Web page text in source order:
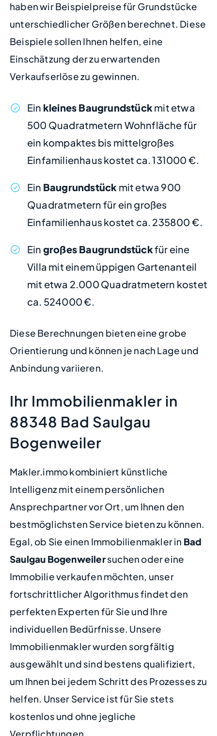
haben wir Beispielpreise für Grundstücke
unterschiedlicher Größen berechnet. Diese
Beispiele sollen Ihnen helfen, eine
Einschätzung der zu erwartenden
Verkaufserlöse zu gewinnen.
Ein kleines Baugrundstückmit etwa
500 Quadratmetern Wohnfläche für
ein kompaktes bis mittelgroßes
Einfamilienhaus kostet ca. 131000 €.
Ein Baugrundstück mit etwa 900
Quadratmetern für ein großes
Einfamilienhaus kostet ca. 235800 €.
Ein großes Baugrundstückfür eine
Villa mit einem üppigen Gartenanteil
mit etwa 2.000 Quadratmetern kostet
ca. 524000 €.
Diese Berechnungen bieten eine grobe
Orientierung und können je nach Lage und
Anbindung variieren.
Ihr Immobilienmakler in
88348 Bad Saulgau
Bogenweiler
Makler.immo kombiniert künstliche
Intelligenz mit einem persönlichen
Ansprechpartner vor Ort, um Ihnen den
bestmöglichsten Service bieten zu können.
Egal, ob Sie einen Immobilienmakler in Bad
Saulgau Bogenweilersuchen oder eine
Immobilie verkaufen möchten, unser
fortschrittlicher Algorithmus findet den
perfekten Experten für Sie und Ihre
individuellen Bedürfnisse. Unsere
Immobilienmakler wurden sorgfältig
ausgewählt und sind bestens qualifiziert,
um Ihnen bei jedem Schritt des Prozesses zu
helfen. Unser Service ist für Sie stets
kostenlos und ohne jegliche
Verpflichtungen.